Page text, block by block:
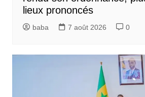
lieux prononcés
baba 7 août 2026 0